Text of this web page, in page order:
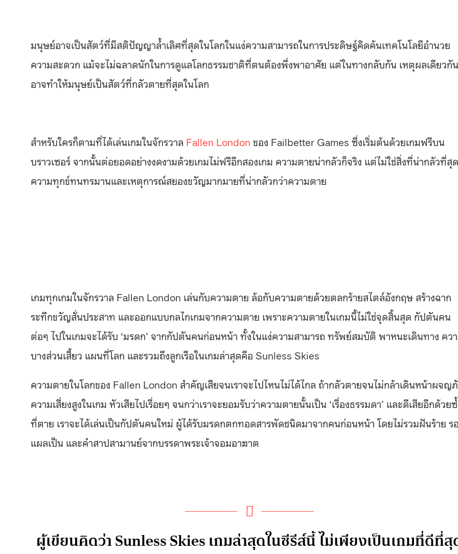
มนุษย์อาจเป็นสัตว์ที่มีสติปัญญาล้ำเลิศที่สุดในโลกในแง่ความสามารถในการประดิษฐ์คิดค้นเทคโนโลยีอำนวย
ความสะดวก แม้จะไม่ฉลาดนักในการดูแลโลกธรรมชาติที่ตนต้องพึ่งพาอาศัย แต่ในทางกลับกัน เหตุผลเดียวกั
อาจทำให้มนุษย์เป็นสัตว์ที่กลัวตายที่สุดในโลก
สำหรับใครก็ตามที่ได้เล่นเกมในจักรวาล Fallen London ของ Failbetter Games ซึ่งเริ่มต้นด้วยเกมฟรีบน
บราวเซอร์ จากนั้นต่อยอดอย่างงดงามด้วยเกมไม่ฟรีอีกสองเกม ความตายน่ากลัวก็จริง แต่ไม่ใช่สิ่งที่น่ากลัวที่สุ
ความทุกข์ทนทรมานและเหตุการณ์สยองขวัญมากมายที่น่ากลัวกว่าความตาย
เกมทุกเกมในจักรวาล Fallen London เล่นกับความตาย ล้อกับความตายด้วยตลกร้ายสไตล์อังกฤษ สร้างฉาก
ระทึกขวัญสั่นประสาท และออกแบบกลไกเกมจากความตาย เพราะความตายในเกมนี้ไม่ใช่จุดสิ้นสุด กัปตันคน
ต่อๆ ไปในเกมจะได้รับ ‘มรดก’ จากกัปตันคนก่อนหน้า ทั้งในแง่ความสามารถ ทรัพย์สมบัติ พาหนะเดินทาง คว
บางส่วนเสี้ยว แผนที่โลก และรวมถึงลูกเรือในเกมล่าสุดคือ Sunless Skies
ความตายในโลกของ Fallen London สำคัญเสียจนเราจะไปไหนไม่ได้ไกล ถ้ากลัวตายจนไม่กล้าเดินหน้าผจญ
ความเสี่ยงสูงในเกม หัวเสียไปเรื่อยๆ จนกว่าเราจะยอมรับว่าความตายนั้นเป็น ‘เรื่องธรรมดา’ และดีเสียอีกด้วย
ที่ตาย เราจะได้เล่นเป็นกัปตันคนใหม่ ผู้ได้รับมรดกตกทอดสารพัดชนิดมาจากคนก่อนหน้า โดยไม่รวมฝันร้าย ร
แผลเป็น และคำสาปสามานย์จากบรรดาพระเจ้าจอมอาฆาต
ผู้เขียนคิดว่า Sunless Skies เกมล่าสุดในซีรีส์นี้ ไม่เพียงเป็นเกมที่ดีที่